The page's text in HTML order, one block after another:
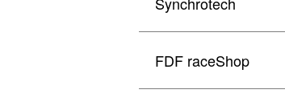
FDF raceShop